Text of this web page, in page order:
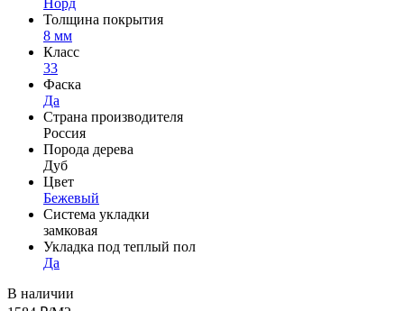
Толщина покрытия
8 мм
Класс
33
Фаска
Да
Страна производителя
Россия
Порода дерева
Дуб
Цвет
Бежевый
Система укладки
замковая
Укладка под теплый пол
Да
В наличии